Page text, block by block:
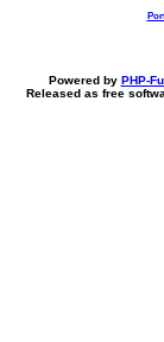
Powered by PHP-
Released as free